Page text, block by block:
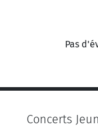
Pas
Concerts